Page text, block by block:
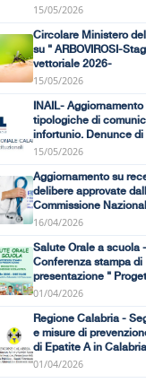
favore delle persone
15/05/2026
Circolare Ministero
su " ARBOVIROSI-
vettoriale 2026-
15/05/2026
INAIL-
tipologiche di
infortunio. Denunce di
/MP/SA,Certificati
15/05/2026
Aggiornamento su
delibere approvate dalla
Commissione Nazionale per
Formazione Continua
16/04/2026
Salute Orale a scuola -
Conferenza stampa di
presentazione "
prevenzione scolastica"
01/04/2026
Regione Calabria -
e misure di
di Epatite A in Calabria
(Gennaio-Marzo 2026)
01/04/2026